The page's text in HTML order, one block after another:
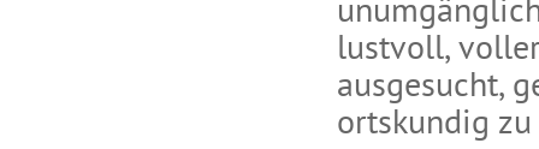
lustvoll,
ausgesucht,
ortskundig zu